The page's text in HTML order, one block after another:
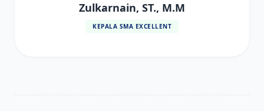
Zulkarnain, ST., M.M
KEPALA SMA EXCELLENT